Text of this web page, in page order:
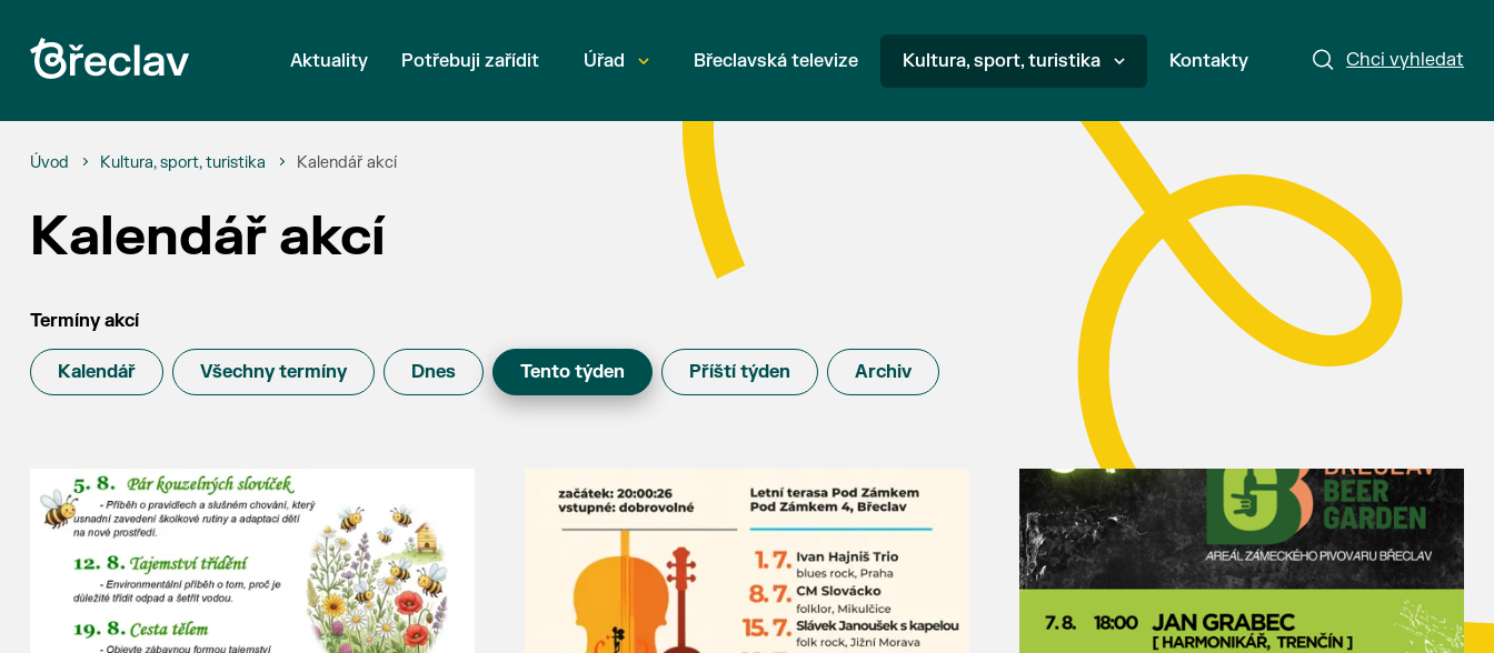
Chci vyhledat
Aktuality Potřebuji zařídit Úřad Břeclavská televize Kultura, sport, turistika Kontakty
Úvod Kultura, sport, turistika Kalendář akcí
Kalendář akcí
Termíny akcí
Kalendář Všechny termíny Dnes Tento týden Příští týden Archiv